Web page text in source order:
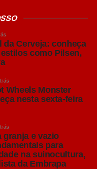
carnes brancas e
sabores dos
Pils em alemão) tem
que lhe confere um
ganhou notoriedade
da Cerveja: conheça
como Pilsen,
Wheels Monster
nesta sexta-feira
granja e vazio
para
na suinocultura,
da Embrapa